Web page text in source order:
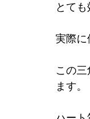
とても
実際に
この
ます。